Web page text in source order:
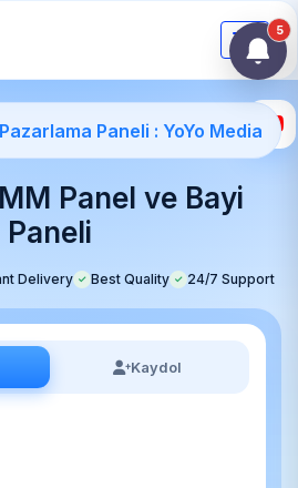
Paneli : YoYo Media
Panel ve Bayi
Paneli
Delivery ✓ Best Quality ✓ 24/7 Support
Kaydol
5